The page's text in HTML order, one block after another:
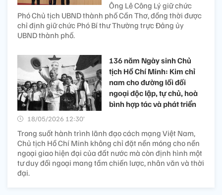
Ông Lê Công Lý giữ chức
Phó Chủ tịch UBND thành phố Cần Thơ, đồng thời được
chỉ định giữ chức Phó Bí thư Thường trực Đảng ủy
UBND thành phố.
136 năm Ngày sinh Chủ
tịch Hồ Chí Minh: Kim chỉ
nam cho đường lối đối
ngoại độc lập, tự chủ, hoà
bình hợp tác và phát triển
18/05/2026 12:30’
Trong suốt hành trình lãnh đạo cách mạng Việt Nam,
Chủ tịch Hồ Chí Minh không chỉ đặt nền móng cho nền
ngoại giao hiện đại của đất nước mà còn định hình một
tư duy đối ngoại mang tầm chiến lược, nhân văn và thời
đại.